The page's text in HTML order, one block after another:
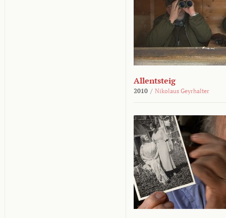
Allentsteig
2010 / Nikolaus Geyrhalter